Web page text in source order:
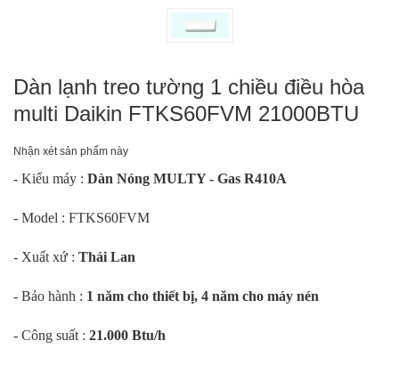
Dàn lạnh treo tường 1 chiều điều hòa
multi Daikin FTKS60FVM 21000BTU
Nhận xét sản phẩm này
- Kiểu máy : Dàn Nóng MULTY - Gas R410A
- Model : FTKS60FVM
- Xuất xứ : Thái Lan
- Bảo hành : 1 năm cho thiết bị, 4 năm cho máy nén
- Công suất : 21.000 Btu/h